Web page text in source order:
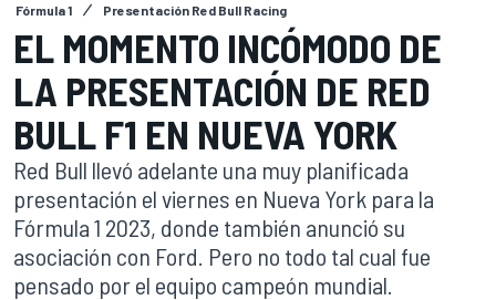
Fórmula 1 Presentación Red Bull Racing
EL MOMENTO INCÓMODO DE
LA PRESENTACIÓN DE RED
BULL F1 EN NUEVA YORK
Red Bull llevó adelante una muy planificada
presentación el viernes en Nueva York para la
Fórmula 1 2023, donde también anunció su
asociación con Ford. Pero no todo tal cual fue
pensado por el equipo campeón mundial.